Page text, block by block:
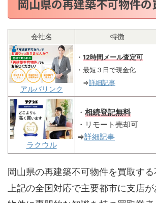
岡山県の再建築不可物件の
会社名 特徴
アルバリンク
・ 12時間メール査定可
・最短３日で現金化
⇒詳細記事
ラクウル
・ 相続登記無料
・リモート売却可
⇒詳細記事
岡山県の再建築不可物件を買取する
上記の全国対応で主要都市に支店